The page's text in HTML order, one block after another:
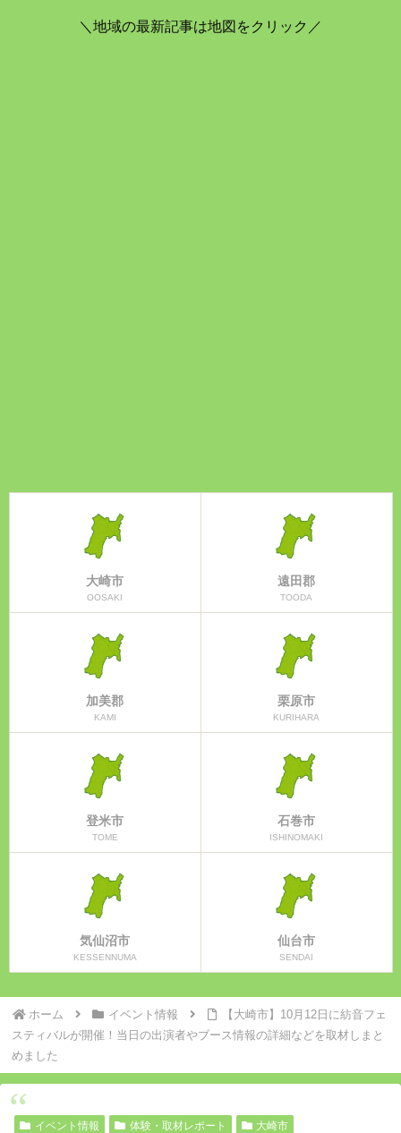
＼地域の最新記事は地図をクリック／
大崎市
OOSAKI
遠田郡
TOODA
加美郡
KAMI
栗原市
KURIHARA
登米市
TOME
石巻市
ISHINOMAKI
気仙沼市
KESSENNUMA
仙台市
SENDAI
ホーム イベント情報
【大崎市】10月12日に紡音フェ
スティバルが開催！当日の出演者やブース情報の詳細などを取材しまと
めました
イベント情報 体験・取材レポート 大崎市